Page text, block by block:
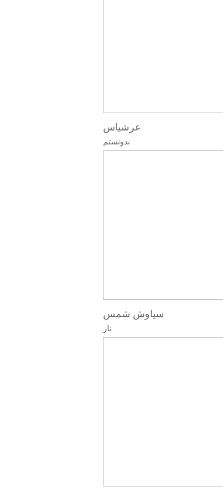
عرشیاس
ندونستم
سیاوش شمس
ناز